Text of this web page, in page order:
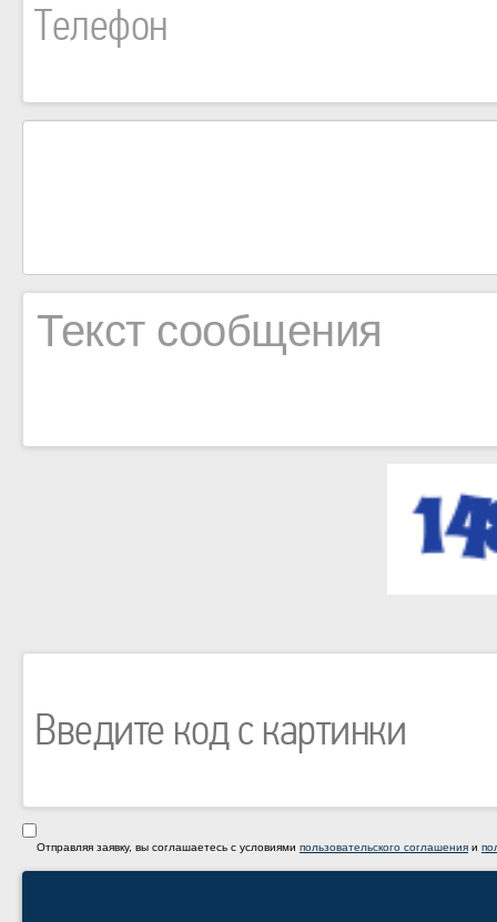
Отправляя заявку, вы соглашаетесь с условиями пользовательского соглашения и